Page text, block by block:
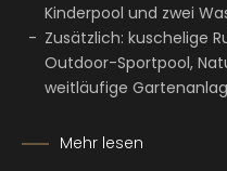
Kinderpool und zwei
Zusätzlich: kuschelige
Outdoor-Sportpool,
weitläufige
Mehr lesen